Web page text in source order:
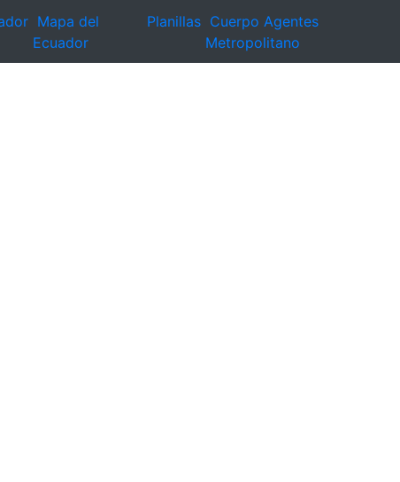
Mapa del
Ecuador
Planillas Cuerpo Agentes
Metropolitano